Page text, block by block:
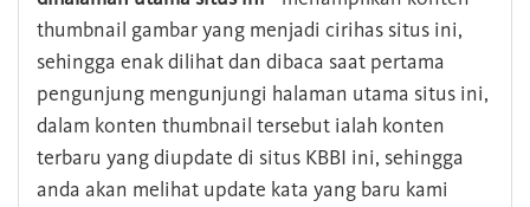
thumbnail gambar yang menjadi cirihas situs ini,
sehingga enak dilihat dan dibaca saat pertama
pengunjung mengunjungi halaman utama situs ini,
dalam konten thumbnail tersebut ialah konten
terbaru yang diupdate di situs KBBI ini, sehingga
anda akan melihat update kata yang baru kami